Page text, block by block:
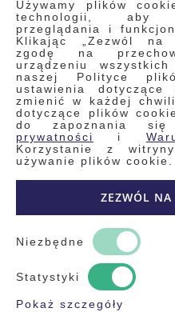
Używamy plików
technologii, aby
przeglądania i
Klikając „Zezwól na
zgodę na
urządzeniu
naszej Polityce
ustawienia
zmienić w każdej
dotyczące plików
do zapoznania
prywatności
i
Korzystanie z
używanie plików cookie.
ZEZWÓL NA
Niezbędne
Statystyki
Pokaż szczegóły
Regulamin
Polityka prywatności i
Wyszukiwane frazy
Wyszukiwanie
Zamówienia
Skontaktuj się z nami
Odstąp od umowy
Kontakt